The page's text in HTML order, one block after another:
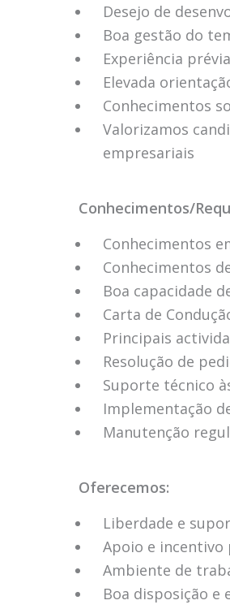
Desejo de
Boa gestão do
Experiência
Elevada
Conhecimentos
Valorizamos
empresariais
Conhecimentos/
Conhecimentos
Conhecimentos
Boa capacidade
Carta de
Principais
Resolução de
Suporte técnico
Implementação
Manutenção
Oferecemos:
Liberdade e
Apoio e incentivo
Ambiente de
Boa disposição e